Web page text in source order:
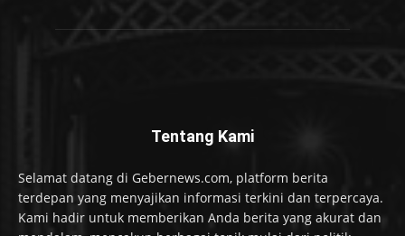
Tentang Kami
Selamat datang di Gebernews.com, platform berita
terdepan yang menyajikan informasi terkini dan terpercaya.
Kami hadir untuk memberikan Anda berita yang akurat dan